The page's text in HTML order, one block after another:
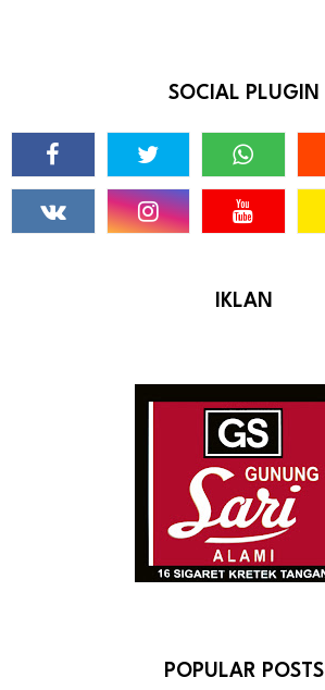
SOCIAL PLUGIN
IKLAN
POPULAR POSTS